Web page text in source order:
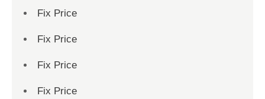
Fix Price
Fix Price
Fix Price
Fix Price